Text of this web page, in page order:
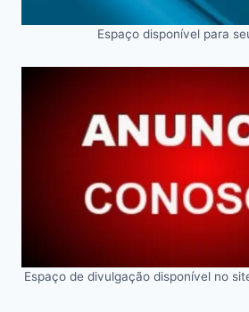
Espaço disponível para
Espaço de divulgação disponível no